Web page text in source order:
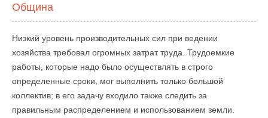
Община
Низкий уровень производительных сил при ведении
хозяйства требовал огромных затрат труда. Трудоемкие
работы, которые надо было осуществлять в строго
определенные сроки, мог выполнить только большой
коллектив; в его задачу входило также следить за
правильным распределением и использованием земли.